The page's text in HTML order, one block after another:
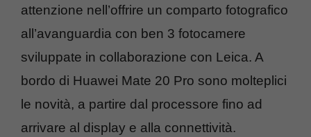
attenzione nell’offrire un comparto fotografico
all’avanguardia con ben 3 fotocamere
sviluppate in collaborazione con Leica. A
bordo di Huawei Mate 20 Pro sono molteplici
le novità, a partire dal processore fino ad
arrivare al display e alla connettività.